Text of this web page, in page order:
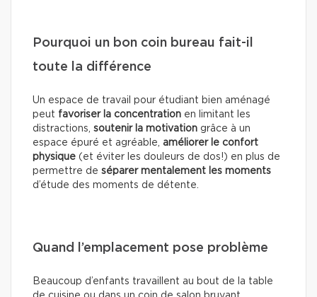
Pourquoi un bon coin bureau fait-il
toute la différence
Un espace de travail pour étudiant bien aménagé
peut favoriser la concentration en limitant les
distractions, soutenir la motivation grâce à un
espace épuré et agréable, améliorer le confort
physique (et éviter les douleurs de dos!) en plus de
permettre de séparer mentalement les moments
d’étude des moments de détente.
Quand l’emplacement pose problème
Beaucoup d’enfants travaillent au bout de la table